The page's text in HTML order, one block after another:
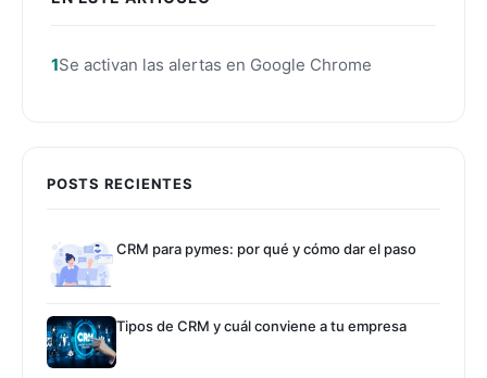
Se activan las alertas en Google Chrome
POSTS RECIENTES
CRM para pymes: por qué y cómo dar el paso
Tipos de CRM y cuál conviene a tu empresa